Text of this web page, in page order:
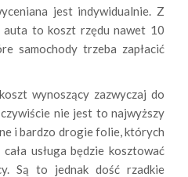
jest indywidualnie. Z
auta to koszt rzędu nawet 10
samochody trzeba zapłacić
wynoszący zazwyczaj do
nie jest to najwyższy
i bardzo drogie folie, których
usługa będzie kosztować
Są to jednak dość rzadkie